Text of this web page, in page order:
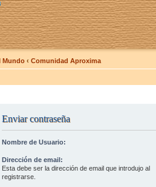
Mundo ‹ Comunidad Aproxima
Enviar contraseña
Nombre de Usuario:
Dirección de email:
Esta debe ser la dirección de email que introdujo al
registrarse.